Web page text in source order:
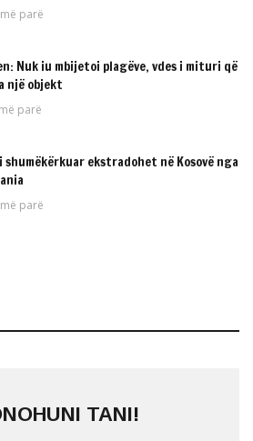
parë
Nuk iu mbijetoi plagëve, vdes i mituri që
një objekt
parë
shumëkërkuar ekstradohet në Kosovë nga
parë
TANI!